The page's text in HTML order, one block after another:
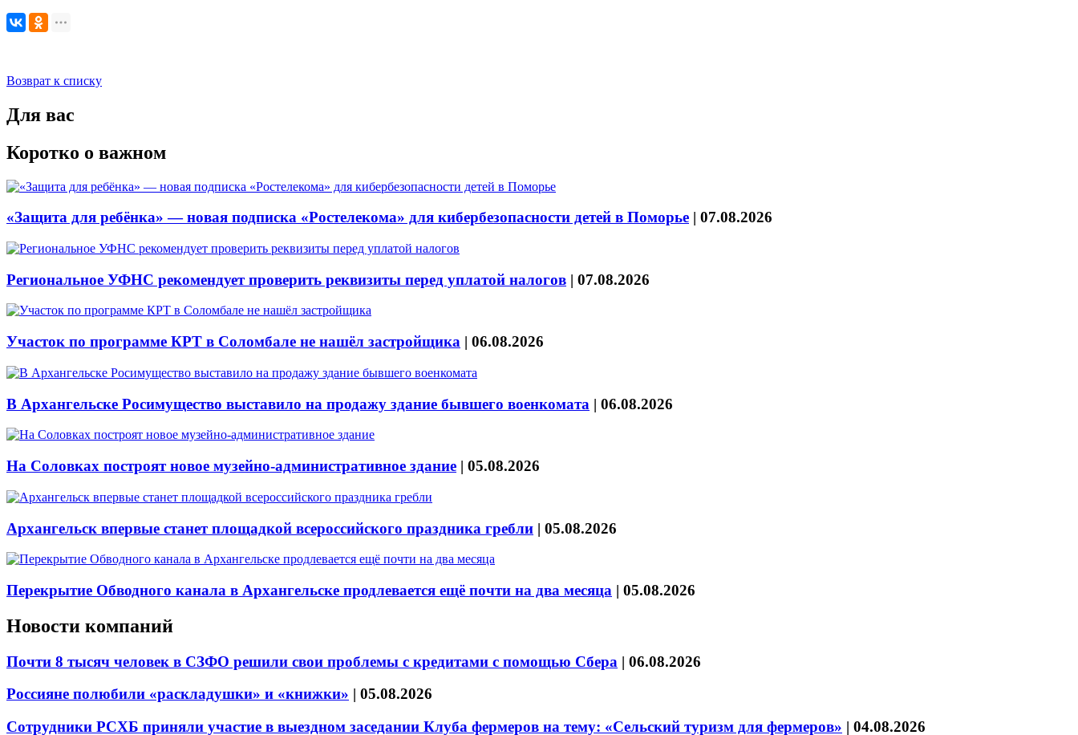
Возврат к списку
Для вас
Коротко о важном
«Защита для ребёнка» — новая подписка «Ростелекома» для кибербезопасности детей в Поморье | 07.08.2026
Региональное УФНС рекомендует проверить реквизиты перед уплатой налогов | 07.08.2026
Участок по программе КРТ в Соломбале не нашёл застройщика | 06.08.2026
В Архангельске Росимущество выставило на продажу здание бывшего военкомата | 06.08.2026
На Соловках построят новое музейно-административное здание | 05.08.2026
Архангельск впервые станет площадкой всероссийского праздника гребли | 05.08.2026
Перекрытие Обводного канала в Архангельске продлевается ещё почти на два месяца | 05.08.2026
Новости компаний
Почти 8 тысяч человек в СЗФО решили свои проблемы с кредитами с помощью Сбера | 06.08.2026
Россияне полюбили «раскладушки» и «книжки» | 05.08.2026
Сотрудники РСХБ приняли участие в выездном заседании Клуба фермеров на тему: «Сельский туризм для фермеров» | 04.08.2026